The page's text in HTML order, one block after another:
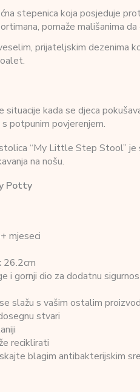
stepenica koja posjeduje
pomaže mališanima
prijateljskim dezenima
situacije kada se djeca
potpunim povjerenjem.
“My Little Step Stool”
na nošu.
Potty
mjeseci
26.2cm
i gornji dio za dodatnu
slažu s vašim ostalim
stvari
reciklirati
blagim antibakterijskim